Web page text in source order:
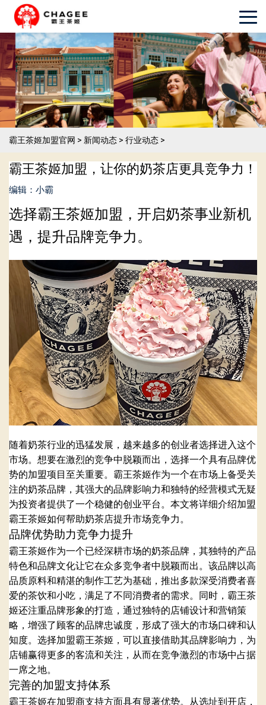
霸王茶姬加盟官网 > 新闻动态 > 行业动态 >
霸王茶姬加盟，让你的奶茶店更具竞争力！
编辑：小霸
选择霸王茶姬加盟，开启奶茶事业新机
遇，提升品牌竞争力。
随着奶茶行业的迅猛发展，越来越多的创业者选择进入这个
市场。想要在激烈的竞争中脱颖而出，选择一个具有品牌优
势的加盟项目至关重要。霸王茶姬作为一个在市场上备受关
注的奶茶品牌，其强大的品牌影响力和独特的经营模式无疑
为投资者提供了一个稳健的创业平台。本文将详细介绍加盟
霸王茶姬如何帮助奶茶店提升市场竞争力。
品牌优势助力竞争力提升
霸王茶姬作为一个已经深耕市场的奶茶品牌，其独特的产品
特色和品牌文化让它在众多竞争者中脱颖而出。该品牌以高
品质原料和精湛的制作工艺为基础，推出多款深受消费者喜
爱的茶饮和小吃，满足了不同消费者的需求。同时，霸王茶
姬还注重品牌形象的打造，通过独特的店铺设计和营销策
略，增强了顾客的品牌忠诚度，形成了强大的市场口碑和认
知度。选择加盟霸王茶姬，可以直接借助其品牌影响力，为
店铺赢得更多的客流和关注，从而在竞争激烈的市场中占据
一席之地。
完善的加盟支持体系
霸王茶姬在加盟商支持方面具有显著优势。从选址到开店，